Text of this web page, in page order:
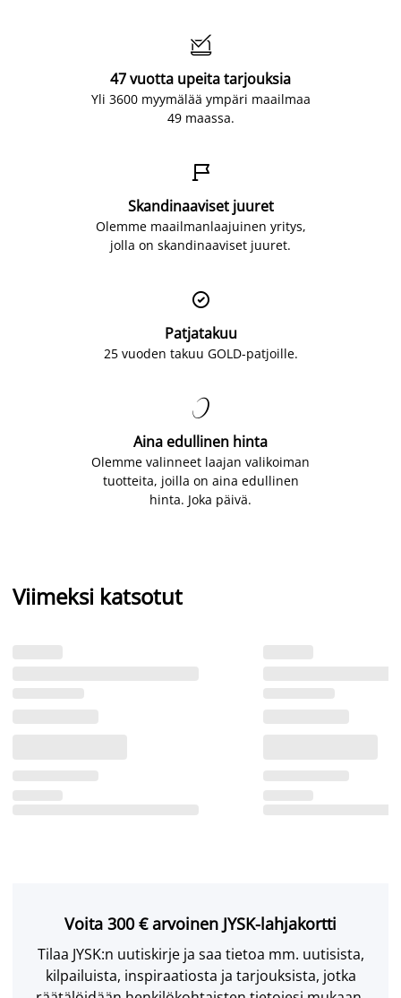

47 vuotta upeita tarjouksia
Yli 3600 myymälää ympäri maailmaa
49 maassa.

Skandinaaviset juuret
Olemme maailmanlaajuinen yritys,
jolla on skandinaaviset juuret.

Patjatakuu
25 vuoden takuu GOLD-patjoille.

Aina edullinen hinta
Olemme valinneet laajan valikoiman
tuotteita, joilla on aina edullinen
hinta. Joka päivä.
Viimeksi katsotut
Voita 300 € arvoinen JYSK-lahjakortti
Tilaa JYSK:n uutiskirje ja saa tietoa mm. uutisista,
kilpailuista, inspiraatiosta ja tarjouksista, jotka